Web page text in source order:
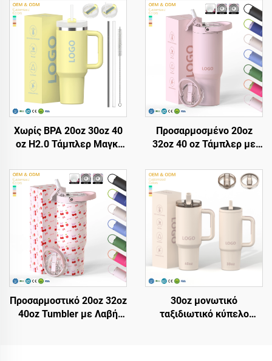
Χωρίς BPA 20oz 30oz 40
oz H2.0 Τάμπλερ Μαγκι
καπάκι 3 θέσεων για
ταξίδι μονωμένο κύπελλο
από ανοξείδωτο χάλυβα
Προσαρμοσμένο 20oz
32oz 40 oz Τάμπλερ με
Ανοξείδωτο Ατσάλινο
Κενού με Μόνωση
Επαναχρησιμοποιούμενα
Τάμπλερ με Άγκιστρο
Αναδίπλωσης και Λαβή
Προσαρμοστικό 20oz 32oz
40oz Tumbler με Λαβή
30oz μονωτικό
ταξιδιωτικό κύπελο